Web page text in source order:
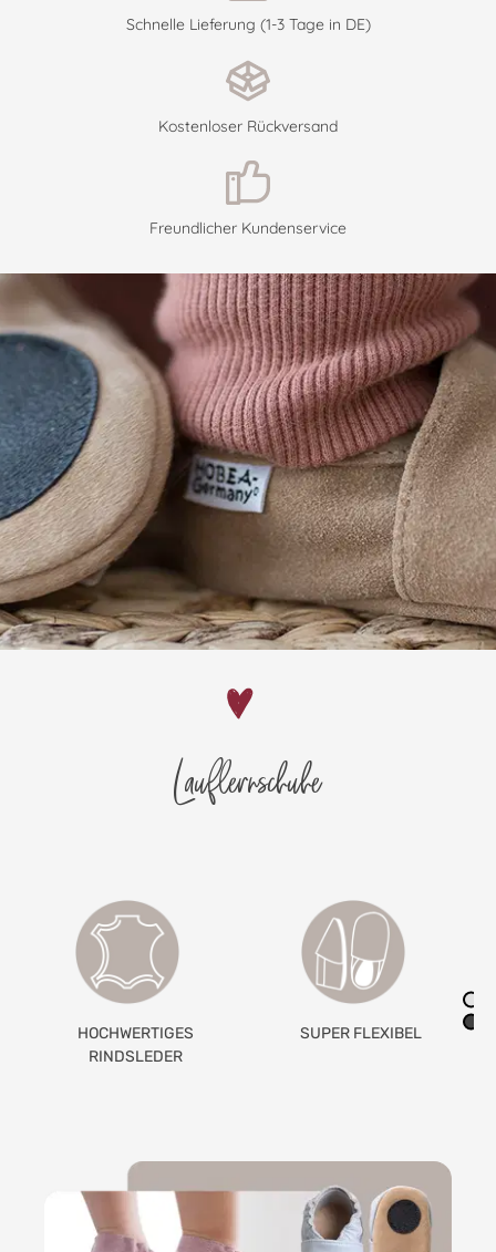
Schnelle Lieferung (1-3 Tage in DE)
Kostenloser Rückversand
Freundlicher Kundenservice
Lauflernschuhe
SUPER FLEXIBEL
GETEILTES